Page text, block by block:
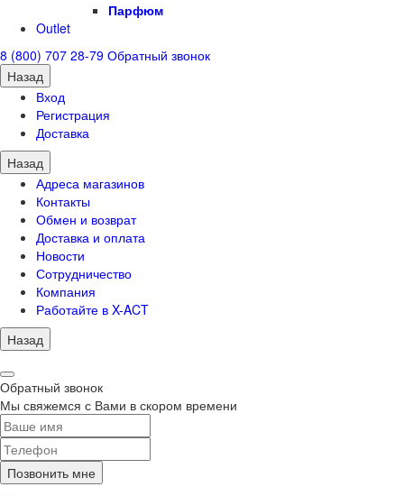
Парфюм
Outlet
8 (800) 707 28-79 Обратный звонок
Назад
Вход
Регистрация
Доставка
Назад
Адреса магазинов
Контакты
Обмен и возврат
Доставка и оплата
Новости
Сотрудничество
Компания
Работайте в X-ACT
Назад
Обратный звонок
Мы свяжемся с Вами в скором времени
Позвонить мне